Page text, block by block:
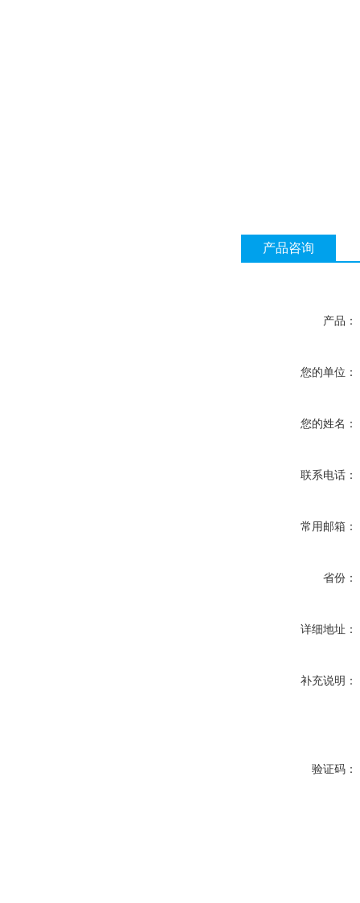
产品咨询
产品：
您的单位：
您的姓名：
联系电话：
常用邮箱：
省份：
详细地址：
补充说明：
验证码：